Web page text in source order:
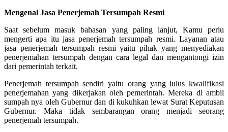
Mengenal Jasa Penerjemah Tersumpah Resmi
Saat sebelum masuk bahasan yang paling lanjut, Kamu perlu
mengerti apa itu jasa penerjemah tersumpah resmi. Layanan atau
jasa penerjemah tersumpah resmi yaitu pihak yang menyediakan
penerjemahan tersumpah dengan cara legal dan mengantongi izin
dari pemerintah terkait.
Penerjemah tersumpah sendiri yaitu orang yang lulus kwalifikasi
penerjemahan yang dikerjakan oleh pemerintah. Mereka di ambil
sumpah nya oleh Gubernur dan di kukuhkan lewat Surat Keputusan
Gubernur. Maka tidak sembarangan orang menjadi seorang
penerjemah tersumpah.